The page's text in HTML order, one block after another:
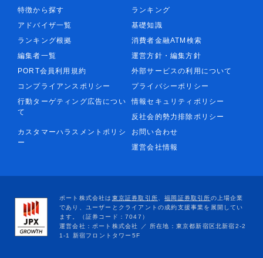
特徴から探す
ランキング
アドバイザ一覧
基礎知識
ランキング根拠
消費者金融ATM検索
編集者一覧
運営方針・編集方針
PORT会員利用規約
外部サービスの利用について
コンプライアンスポリシー
プライバシーポリシー
行動ターゲティング広告につい
て
情報セキュリティポリシー
反社会的勢力排除ポリシー
カスタマーハラスメントポリシ
ー
お問い合わせ
運営会社情報